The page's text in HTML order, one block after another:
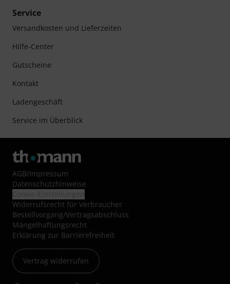
Service
Versandkosten und Lieferzeiten
Hilfe-Center
Gutscheine
Kontakt
Ladengeschäft
Service im Überblick
AGB/Impressum
Datenschutzhinweise
Widerrufsrecht für Verbraucher
Bestellvorgang/Vertragsabschluss
Mängelhaftungsrecht
Erklärung zur Barrierefreiheit
Vertrag widerrufen